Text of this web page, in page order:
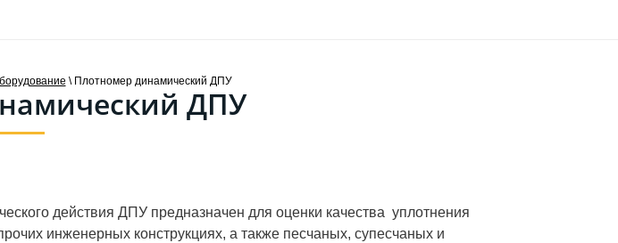
\ Плотномер динамический ДПУ
ДПУ
действия ДПУ предназначен для оценки качества уплотнения
инженерных конструкциях, а также песчаных, супесчаных и